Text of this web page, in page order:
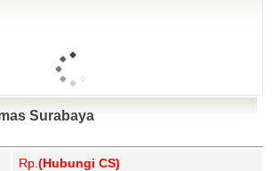
Surabaya
Rp. (Hubungi CS)